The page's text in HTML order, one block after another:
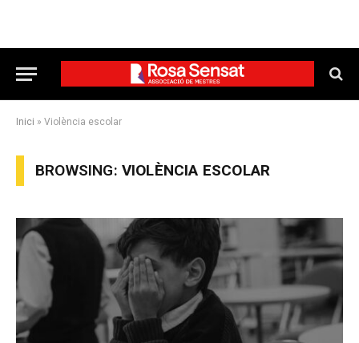
Inici » Violència escolar
BROWSING: VIOLÈNCIA ESCOLAR